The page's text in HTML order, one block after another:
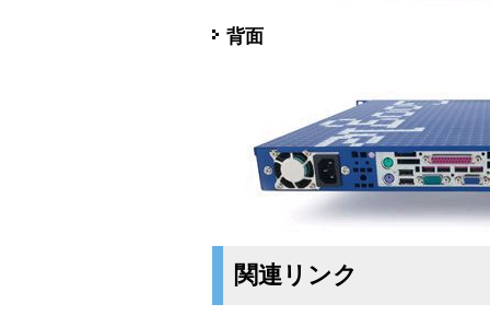
背面
関連リンク